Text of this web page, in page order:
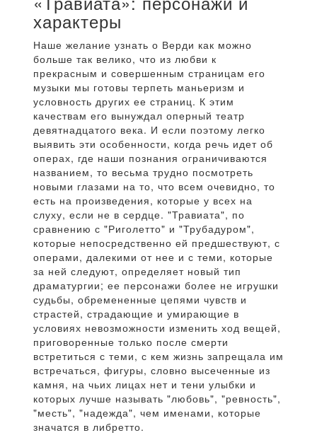
характеры
Наше желание узнать о Верди как можно
больше так велико, что из любви к
прекрасным и совершенным страницам его
музыки мы готовы терпеть маньеризм и
условность других ее страниц. К этим
качествам его вынуждал оперный театр
девятнадцатого века. И если поэтому легко
выявить эти особенности, когда речь идет об
операх, где наши познания ограничиваются
названием, то весьма трудно посмотреть
новыми глазами на то, что всем очевидно, то
есть на произведения, которые у всех на
слуху, если не в сердце. "Травиата", по
сравнению с "Риголетто" и "Трубадуром",
которые непосредственно ей предшествуют, с
операми, далекими от нее и с теми, которые
за ней следуют, определяет новый тип
драматургии; ее персонажи более не игрушки
судьбы, обремененные цепями чувств и
страстей, страдающие и умирающие в
условиях невозможности изменить ход вещей,
приговоренные только после смерти
встретиться с теми, с кем жизнь запрещала им
встречаться, фигуры, словно высеченные из
камня, на чьих лицах нет и тени улыбки и
которых лучше называть "любовь", "ревность",
"месть", "надежда", чем именами, которые
значатся в либретто.